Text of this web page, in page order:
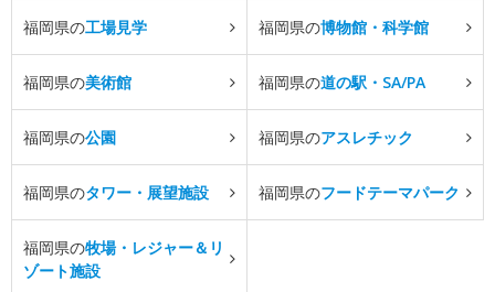
福岡県の工場見学 福岡県の博物館・科学館
福岡県の美術館 福岡県の道の駅・SA/PA
福岡県の公園 福岡県のアスレチック
福岡県のタワー・展望施設 福岡県のフードテーマパーク
福岡県の牧場・レジャー＆リ
ゾート施設